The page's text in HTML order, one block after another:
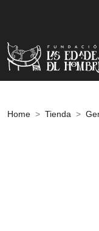
Home Tienda